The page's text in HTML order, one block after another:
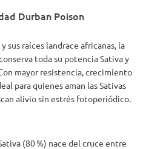
Durban Poison
raíces landrace africanas, la
toda su potencia Sativa y
mayor resistencia, crecimiento
para quienes aman las Sativas
alivio sin estrés fotoperiódico.
(80 %) nace del cruce entre